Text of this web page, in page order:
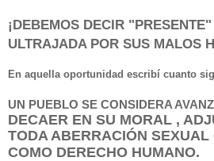
¡DEBEMOS DECIR
ULTRAJADA POR SUS MALOS
En aquella oportunidad escribí cuanto
UN PUEBLO SE CONSIDERA
DECAER EN SU MORAL ,
TODA ABERRACIÓN
COMO DERECHO HUMANO.